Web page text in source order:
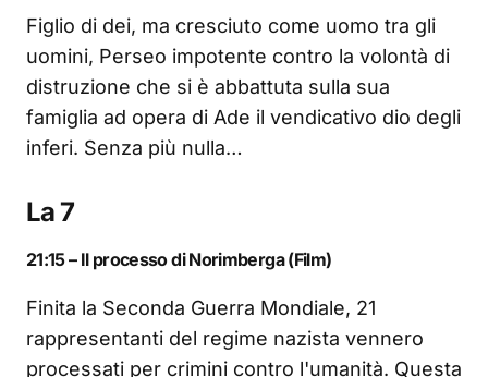
Figlio di dei, ma cresciuto come uomo tra gli
uomini, Perseo impotente contro la volontà di
distruzione che si è abbattuta sulla sua
famiglia ad opera di Ade il vendicativo dio degli
inferi. Senza più nulla…
La 7
21:15 – Il processo di Norimberga (Film)
Finita la Seconda Guerra Mondiale, 21
rappresentanti del regime nazista vennero
processati per crimini contro l'umanità. Questa